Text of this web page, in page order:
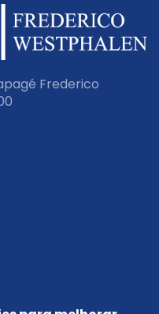
Frederico